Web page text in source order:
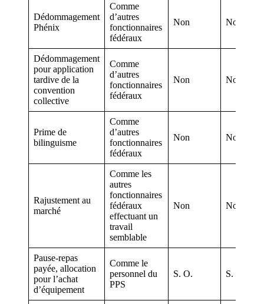
Dédommagement
Phénix
Comme
d’autres
fonctionnaires
fédéraux
Non Non
Dédommagement
pour application
tardive de la
convention
collective
Comme
d’autres
fonctionnaires
fédéraux
Non Non
Prime de
bilinguisme
Comme
d’autres
fonctionnaires
fédéraux
Non Non
Rajustement au
marché
Comme les
autres
fonctionnaires
fédéraux
effectuant un
travail
semblable
Non Non
Pause-repas
payée, allocation
pour l’achat
d’équipement
Comme le
personnel du
PPS
S. O. S. O.